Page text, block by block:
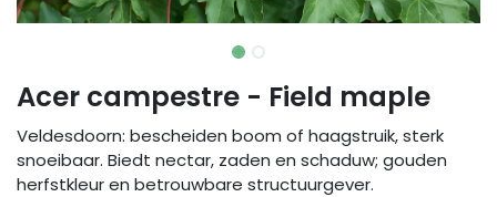
Acer campestre - Field maple
Veldesdoorn: bescheiden boom of haagstruik, sterk
snoeibaar. Biedt nectar, zaden en schaduw; gouden
herfstkleur en betrouwbare structuurgever.